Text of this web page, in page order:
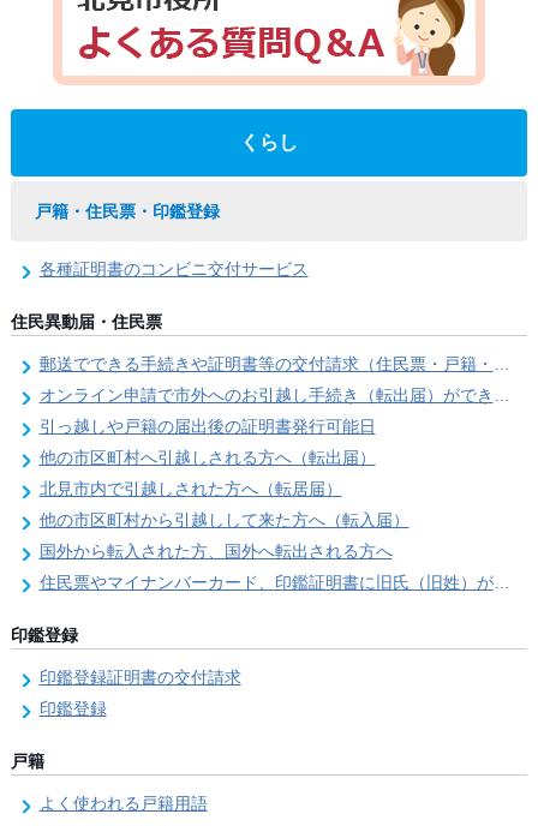
くらし
戸籍・住民票・印鑑登録
各種証明書のコンビニ交付サービス
住民異動届・住民票
郵送でできる手続きや証明書等の交付請求（住民票・戸籍・国民年金関係）
オンライン申請で市外へのお引越し手続き（転出届）ができます
引っ越しや戸籍の届出後の証明書発行可能日
他の市区町村へ引越しされる方へ（転出届）
北見市内で引越しされた方へ（転居届）
他の市区町村から引越しして来た方へ（転入届）
国外から転入された方、国外へ転出される方へ
住民票やマイナンバーカード、印鑑証明書に旧氏（旧姓）が併記できるようになりました！
印鑑登録
印鑑登録証明書の交付請求
印鑑登録
戸籍
よく使われる戸籍用語